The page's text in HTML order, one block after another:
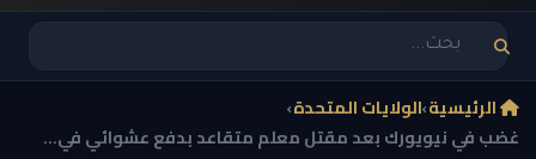
الرئيسية›الولايات المتحدة›
غضب في نيويورك بعد مقتل معلم متقاعد بدفع عشوائي في...